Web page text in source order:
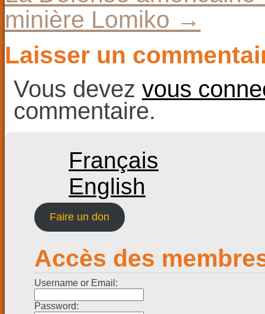
minière Lomiko →
Laisser un
Vous devez vous
commentaire.
Français
English
Faire un don
Accès des
Username or Email:
Password: